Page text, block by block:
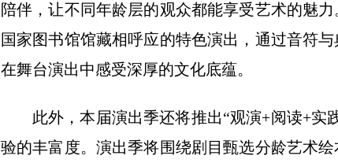
陪伴，让不同年龄层的观众都能享受艺术的魅
国家图书馆馆藏相呼应的特色演出，通过音符
在舞台演出中感受深厚的文化底蕴。
此外，本届演出季还将推出“观演+阅读+实
验的丰富度。演出季将围绕剧目甄选分龄艺术